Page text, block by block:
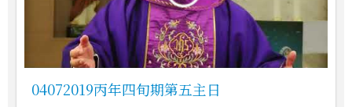
04072019丙年四旬期第五主日